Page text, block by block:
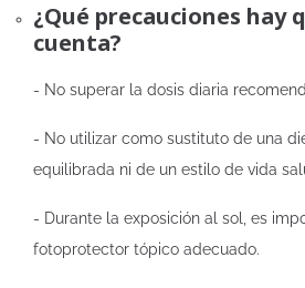
¿Qué precauciones hay
cuenta?
- No superar la dosis diaria
- No utilizar como sustituto de una
equilibrada ni de un estilo de vida
- Durante la exposición al sol, es
fotoprotector tópico adecuado.